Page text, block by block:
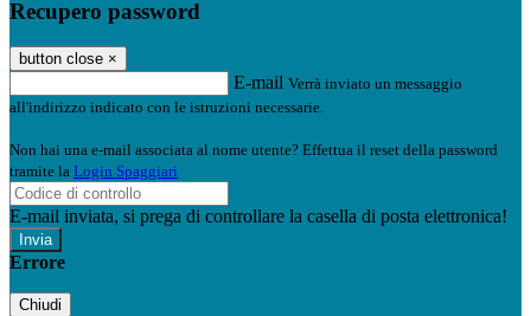
Recupero password
button close ×
E-mail Verrà inviato un messaggio
all'indirizzo indicato con le istruzioni necessarie.
Non hai una e-mail associata al nome utente? Effettua il reset della password
tramite la Login Spaggiari
E-mail inviata, si prega di controllare la casella di posta elettronica!
Errore
Chiudi